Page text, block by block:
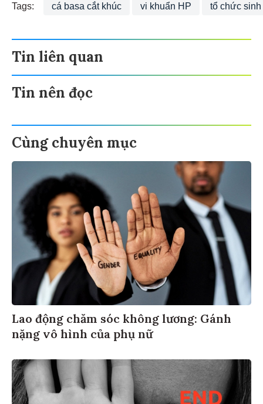
Tags: cá basa cắt khúc vi khuẩn HP tổ chức sinh
Tin liên quan
Tin nên đọc
Cùng chuyên mục
Lao động chăm sóc không lương: Gánh
nặng vô hình của phụ nữ